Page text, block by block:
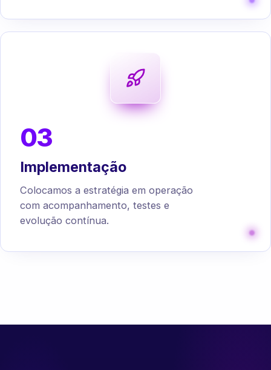
03
Implementação
Colocamos a estratégia em operação
com acompanhamento, testes e
evolução contínua.